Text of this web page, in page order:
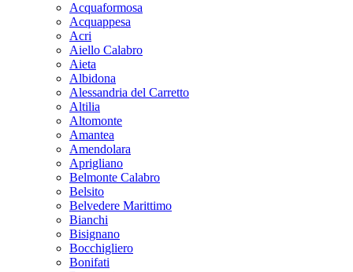
Acquaformosa
Acquappesa
Acri
Aiello Calabro
Aieta
Albidona
Alessandria del Carretto
Altilia
Altomonte
Amantea
Amendolara
Aprigliano
Belmonte Calabro
Belsito
Belvedere Marittimo
Bianchi
Bisignano
Bocchigliero
Bonifati